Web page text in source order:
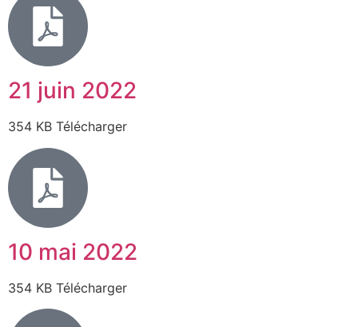
21 juin 2022
354 KB Télécharger
10 mai 2022
354 KB Télécharger